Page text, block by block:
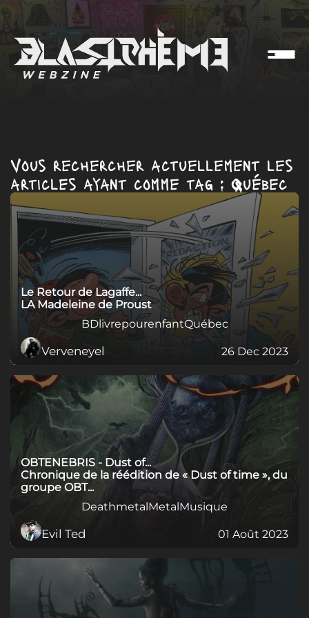
Vous rechercher actuellement les
articles ayant comme tag : Québec
Le Retour de Lagaffe...
LA Madeleine de Proust
BDlivrepourenfantQuébec
Verveneyel 26 Dec 2023
OBTENEBRIS - Dust of...
Chronique de la réédition de « Dust of time », du
groupe OBT...
DeathmetalMetalMusique
Evil Ted 01 Août 2023